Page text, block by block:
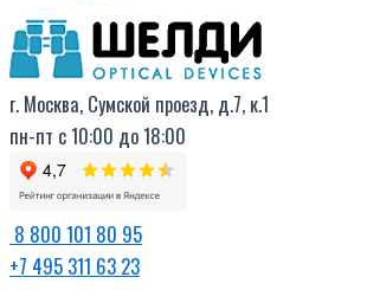
г. Москва, Сумской проезд, д.7, к.1
пн-пт с 10:00 до 18:00
8 800 101 80 95
+7 495 311 63 23